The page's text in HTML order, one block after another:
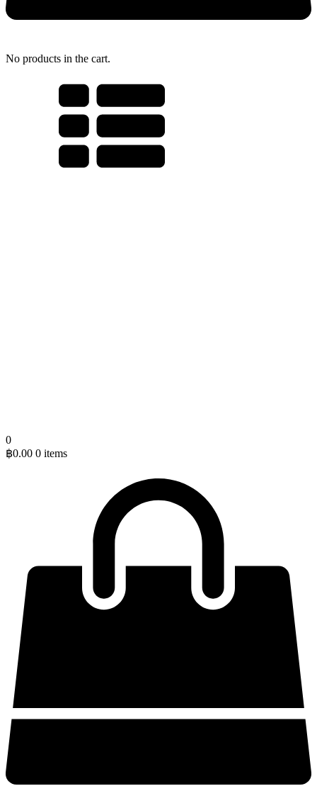
No products in the cart.
0
฿0.00 0 items